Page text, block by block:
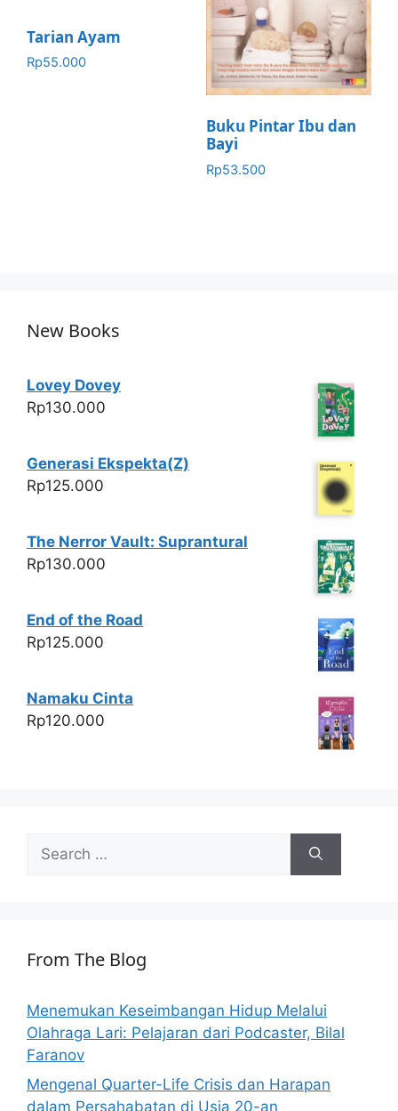
Tarian Ayam
Rp55.000
Buku Pintar Ibu dan
Bayi
Rp53.500
New Books
Lovey Dovey
Rp130.000
Generasi Ekspekta(Z)
Rp125.000
The Nerror Vault: Suprantural
Rp130.000
End of the Road
Rp125.000
Namaku Cinta
Rp120.000
for:
From The Blog
Menemukan Keseimbangan Hidup Melalui
Olahraga Lari: Pelajaran dari Podcaster, Bilal
Faranov
Mengenal Quarter-Life Crisis dan Harapan
dalam Persahabatan di Usia 20-an